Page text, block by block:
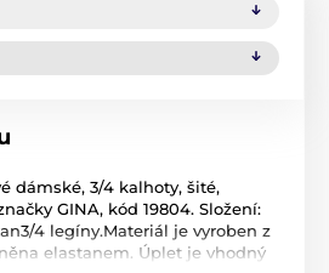
dámské, 3/4 kalhoty, šité,
GINA, kód 19804. Složení:
4 legíny.Materiál je vyroben z
elastanem. Úplet je vhodný